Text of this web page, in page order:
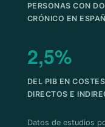
PERSONAS CON
CRÓNICO EN
2,5%
DEL PIB EN COSTES
DIRECTOS E
Datos de estudios